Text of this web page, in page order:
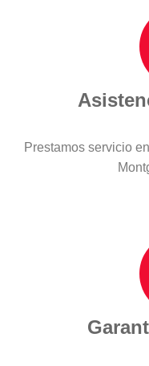
Prestamos servicio